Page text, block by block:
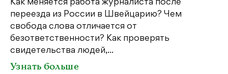
Как меняется работа журналиста после
переезда из России в Швейцарию? Чем
свобода слова отличается от
безответственности? Как проверять
свидетельства людей,...
Узнать больше